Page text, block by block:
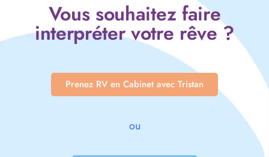
Vous souhaitez faire
interpréter votre rêve ?
Prenez RV en Cabinet avec Tristan
ou